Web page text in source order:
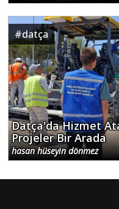
#datça
Datça'da Hizmet
Projeler Bir Arada
hasan hüseyin dönmez